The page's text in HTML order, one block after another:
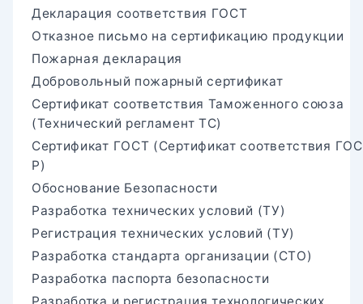
Декларация соответствия ГОСТ
Отказное письмо на сертификацию продукции
Пожарная декларация
Добровольный пожарный сертификат
Сертификат соответствия Таможенного союза
(Технический регламент ТС)
Сертификат ГОСТ (Сертификат соответствия
Р)
Обоснование Безопасности
Разработка технических условий (ТУ)
Регистрация технических условий (ТУ)
Разработка стандарта организации (СТО)
Разработка паспорта безопасности